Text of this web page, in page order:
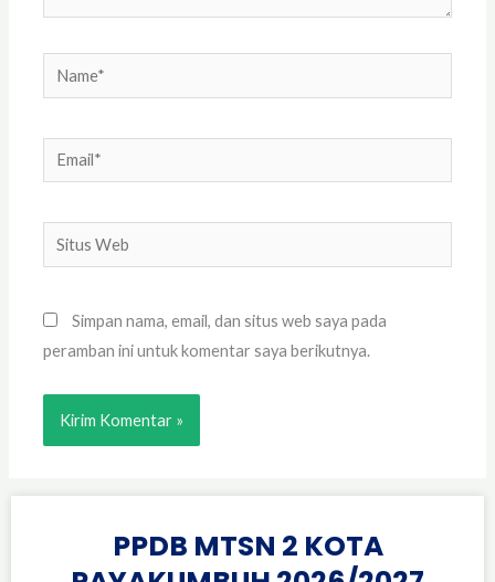
Name*
Email*
Situs
Web
Simpan nama, email, dan situs web saya pada
peramban ini untuk komentar saya berikutnya.
PPDB MTSN 2 KOTA